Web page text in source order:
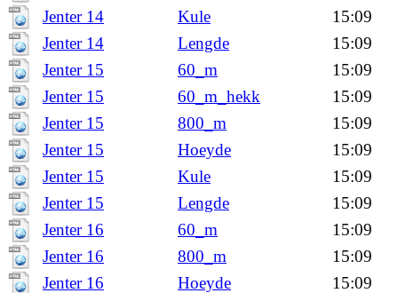
Jenter 14
Kule
15:09
Jenter 14
Lengde
15:09
Jenter 15
60_m
15:09
Jenter 15
60_m_hekk
15:09
Jenter 15
800_m
15:09
Jenter 15
Hoeyde
15:09
Jenter 15
Kule
15:09
Jenter 15
Lengde
15:09
Jenter 16
60_m
15:09
Jenter 16
800_m
15:09
Jenter 16
Hoeyde
15:09